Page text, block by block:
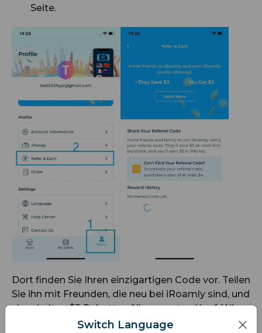
Seite.
Dort finden Sie Ihren einzigartigen Code vor. Teilen
Sie ihn mit Freunden, die neu bei iRoamly sind, und
sie erhalten $3 Rabatt auf ihren ersten Kauf. Wir
bedanken uns zusätzlich mit $3 in iMoney-
Switch Language